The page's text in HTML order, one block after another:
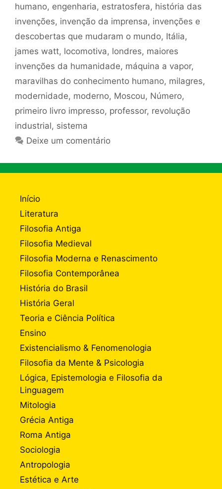
humano, engenharia, estratosfera, história das
invenções, invenção da imprensa, invenções e
descobertas que mudaram o mundo, Itália,
james watt, locomotiva, londres, maiores
invenções da humanidade, máquina a vapor,
maravilhas do conhecimento humano, milagres,
modernidade, moderno, Moscou, Número,
primeiro livro impresso, professor, revolução
industrial, sistema
Deixe um comentário
Início
Literatura
Filosofia Antiga
Filosofia Medieval
Filosofia Moderna e Renascimento
Filosofia Contemporânea
História do Brasil
História Geral
Teoria e Ciência Política
Ensino
Existencialismo & Fenomenologia
Filosofia da Mente & Psicologia
Lógica, Epistemologia e Filosofia da
Linguagem
Mitologia
Grécia Antiga
Roma Antiga
Sociologia
Antropologia
Estética e Arte